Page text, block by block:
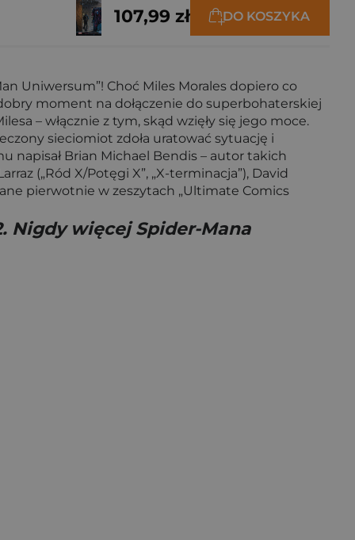
107,99 zł DO KOSZYKA
Uniwersum”! Choć Miles Morales dopiero co
moment na dołączenie do superbohaterskiej
– włącznie z tym, skąd wzięły się jego moce.
sieciomiot zdoła uratować sytuację i
napisał Brian Michael Bendis – autor takich
(„Ród X/Potęgi X”, „X-terminacja”), David
pierwotnie w zeszytach „Ultimate Comics
Nigdy więcej Spider-Mana